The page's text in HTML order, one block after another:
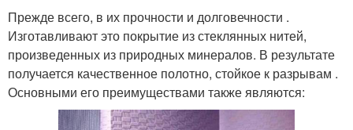
Прежде всего, в их прочности и долговечности .
Изготавливают это покрытие из стеклянных нитей,
произведенных из природных минералов. В результате
получается качественное полотно, стойкое к разрывам .
Основными его преимуществами также являются: